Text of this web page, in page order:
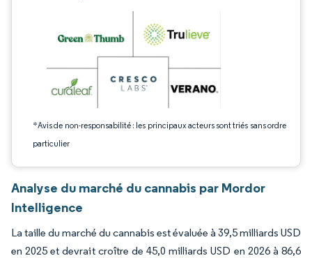
*Avis de non-responsabilité : les principaux acteurs sont triés sans ordre
particulier
Analyse du marché du cannabis par Mordor
Intelligence
La taille du marché du cannabis est évaluée à 39,5 milliards USD
en 2025 et devrait croître de 45,0 milliards USD en 2026 à 86,6